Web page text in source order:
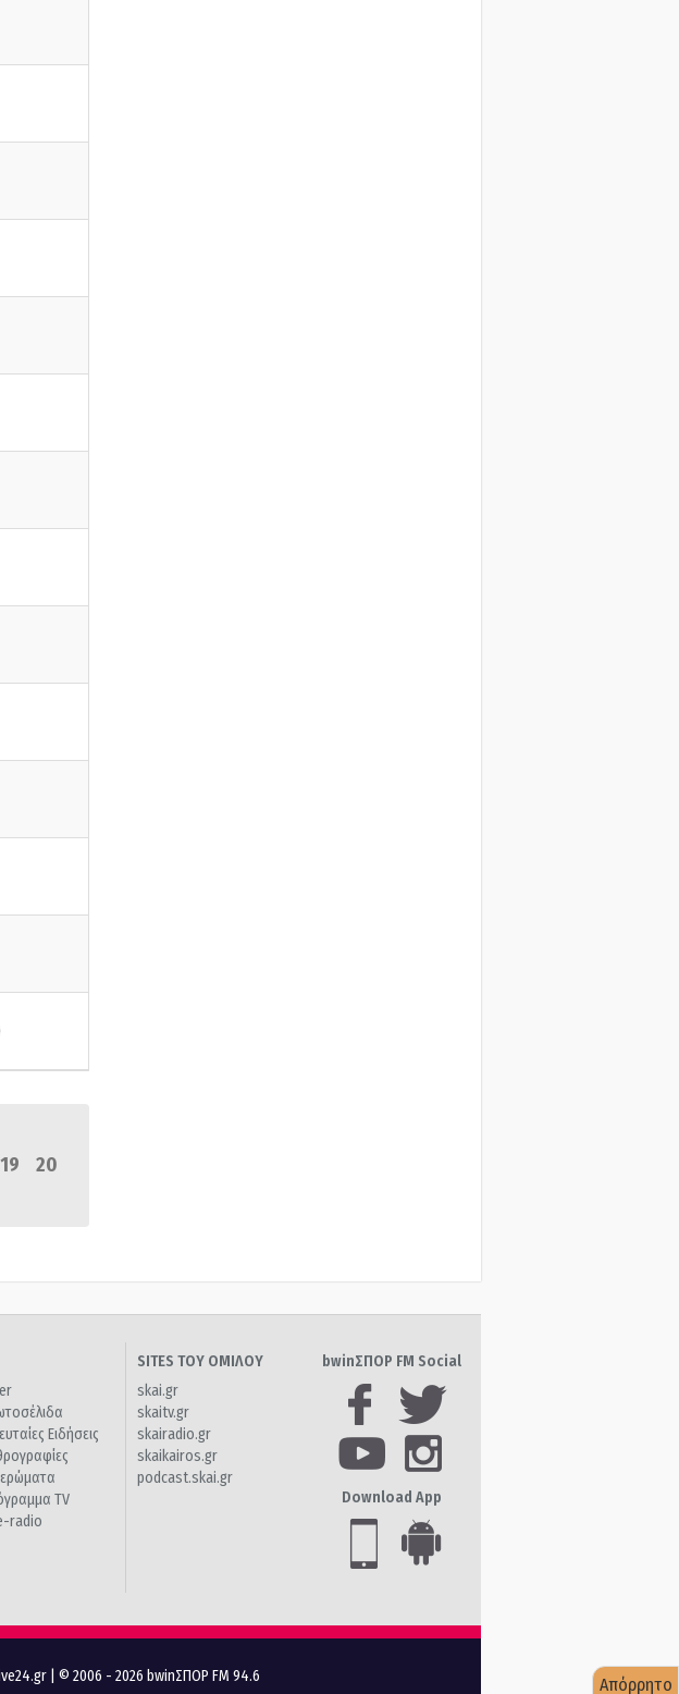
19
20
Ειδήσεις
TV
radio
SITES ΤΟΥ ΟΜΙΛΟΥ
skai.gr
skaitv.gr
skairadio.gr
skaikairos.gr
podcast.skai.gr
bwinΣΠΟΡ FM Social
Download App
| © 2006 - 2026 bwinΣΠΟΡ FM 94.6 Απόρρητο